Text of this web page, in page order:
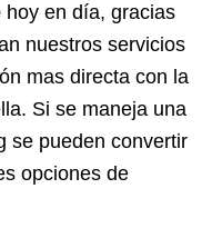
hoy en día, gracias
nuestros servicios
mas directa con la
Si se maneja una
se pueden convertir
opciones de